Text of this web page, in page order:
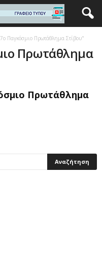
Παγκόσμιο Πρωτάθλημα Στίβου"
Πρωτάθλημα
Πρωτάθλημα